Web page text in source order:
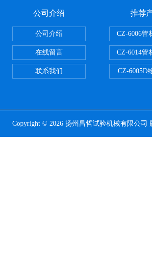
公司介绍
公司介绍
在线留言
联系我们
推荐
CZ-6006管
CZ-6014管
CZ-6005D
Copyright © 2026 扬州昌哲试验机械有限公司